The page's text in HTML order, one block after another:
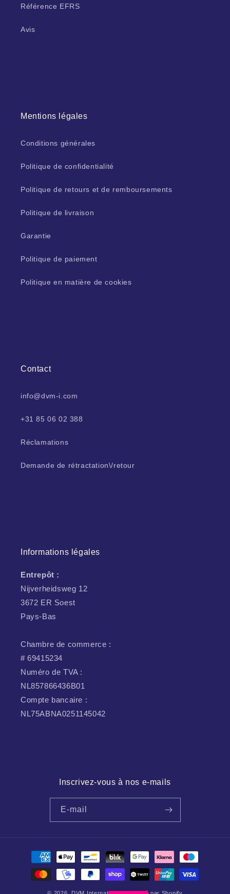
Référence EFRS
Avis
Mentions légales
Conditions générales
Politique de confidentialité
Politique de retours et de remboursements
Politique de livraison
Garantie
Politique de paiement
Politique en matière de cookies
Contact
info@dvm-i.com
+31 85 06 02 388
Réclamations
Demande de rétractation\/retour
Informations légales
Entrepôt :
Nijverheidsweg 12
3672 ER Soest
Pays-Bas
Chambre de commerce :
# 69415234
Numéro de TVA :
NL857866436B01
Compte bancaire :
NL75ABNA0251145042
Inscrivez-vous à nos e-mails
E-mail
Modes
paiement